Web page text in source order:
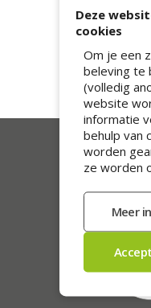
stickers
van onze
worden je
Deze
cookies
Om je een
beleving te
(volledig
website
informatie
behulp van
worden
ze worden